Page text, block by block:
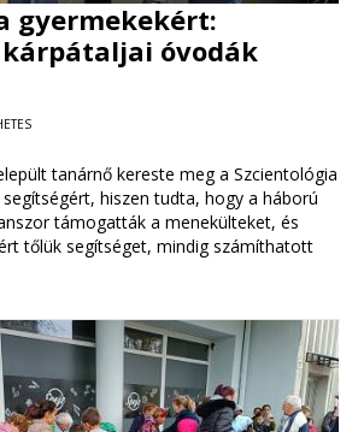
gyermekekért:
óvodák
tanárnő kereste meg a Szcientológia
hiszen tudta, hogy a háború
támogatták a menekülteket, és
tőlük segítséget, mindig számíthatott